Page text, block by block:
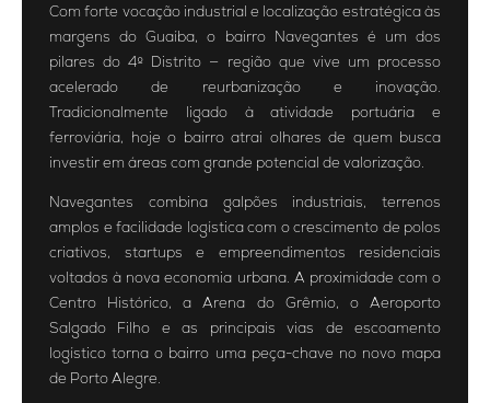
Com forte vocação industrial e localização estratégica às
margens do Guaíba, o bairro Navegantes é um dos
pilares do 4º Distrito — região que vive um processo
acelerado de reurbanização e inovação.
Tradicionalmente ligado à atividade portuária e
ferroviária, hoje o bairro atrai olhares de quem busca
investir em áreas com grande potencial de valorização.
Navegantes combina galpões industriais, terrenos
amplos e facilidade logística com o crescimento de polos
criativos, startups e empreendimentos residenciais
voltados à nova economia urbana. A proximidade com o
Centro Histórico, a Arena do Grêmio, o Aeroporto
Salgado Filho e as principais vias de escoamento
logístico torna o bairro uma peça-chave no novo mapa
de Porto Alegre.